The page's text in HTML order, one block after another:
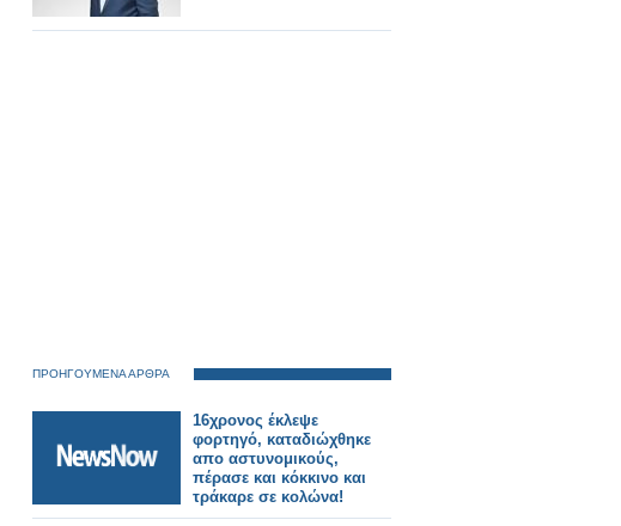
ΠΡΟΗΓΟΥΜΕΝΑ ΑΡΘΡΑ
16χρονος έκλεψε
φορτηγό, καταδιώχθηκε
απο αστυνομικούς,
πέρασε και κόκκινο και
τράκαρε σε κολώνα!